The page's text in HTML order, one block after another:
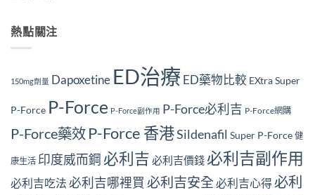
熱點關注
150mg劑量 Dapoxetine ED治療ED藥物比較 EXtra Super
P-Force P-Force P-Force副作用 P-Force必利吉 P-Force網購
P-Force藥效 P-Force 香港Sildenafil Super P-Force 健
康生活 印度威而鋼 必利吉 必利吉價錢 必利吉副作用
必利吉吃法 必利吉哪裡買 必利吉安全必利吉心得必利